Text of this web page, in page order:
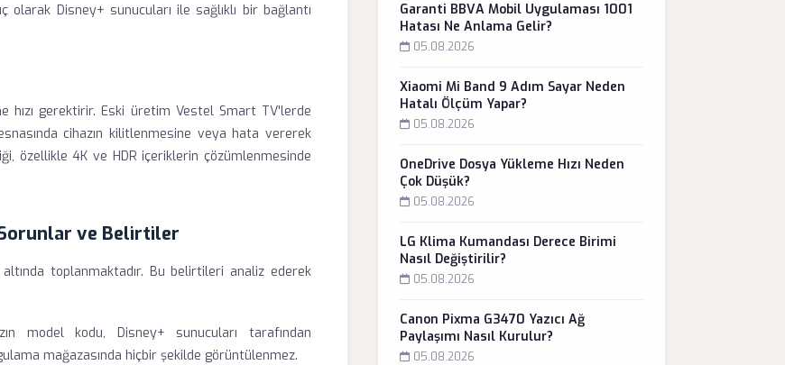
Disney+ sunucuları ile sağlıklı bir bağlantı
hızı gerektirir. Eski üretim Vestel Smart TV'lerde
cihazın kilitlenmesine veya hata vererek
özellikle 4K ve HDR içeriklerin çözümlenmesinde
ve Belirtiler
altında toplanmaktadır. Bu belirtileri analiz ederek
model kodu, Disney+ sunucuları tarafından
mağazasında hiçbir şekilde görüntülenmez.
Garanti BBVA Mobil Uygulaması 1001
Hatası Ne Anlama Gelir?
05.08.2026
Xiaomi Mi Band 9 Adım Sayar Neden
Hatalı Ölçüm Yapar?
05.08.2026
OneDrive Dosya Yükleme Hızı Neden
Çok Düşük?
05.08.2026
LG Klima Kumandası Derece Birimi
Nasıl Değiştirilir?
05.08.2026
Canon Pixma G3470 Yazıcı Ağ
Paylaşımı Nasıl Kurulur?
05.08.2026